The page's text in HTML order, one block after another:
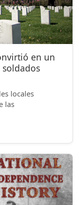
en un
locales
las